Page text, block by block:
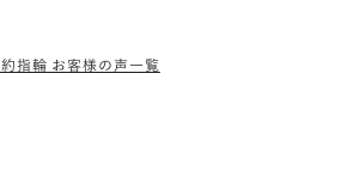
指輪 お客様の声一覧